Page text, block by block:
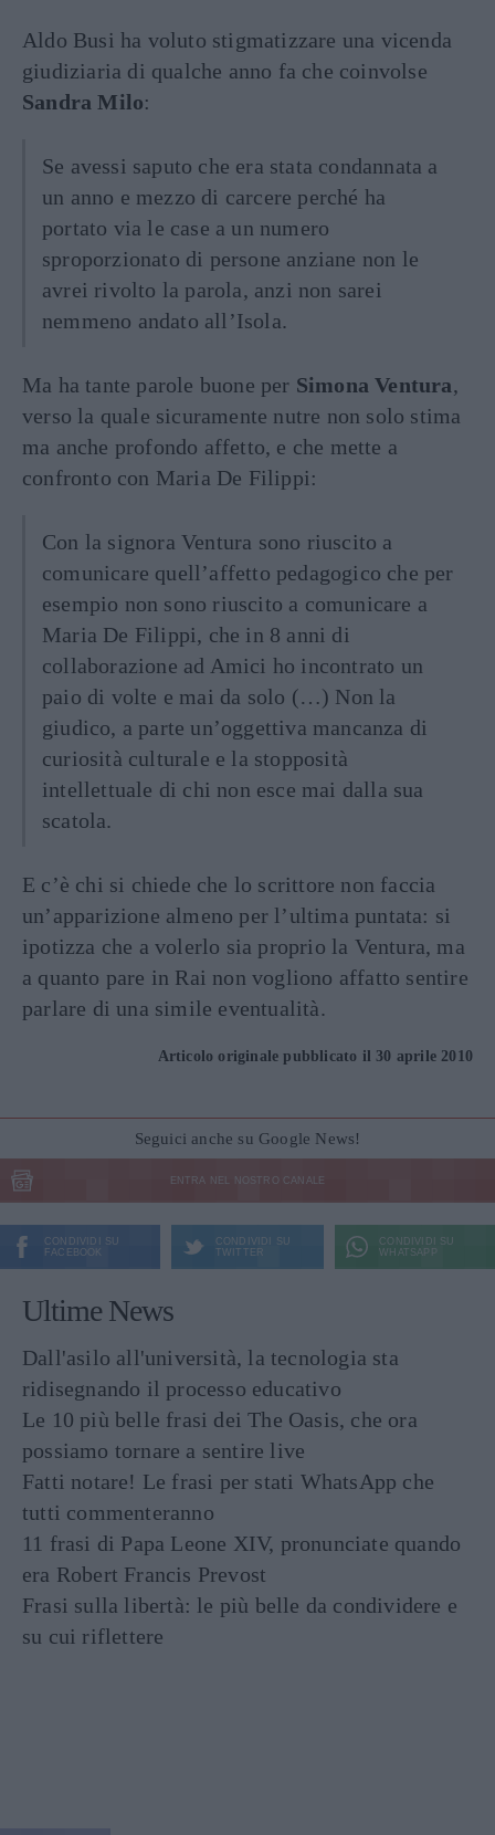
Aldo Busi ha voluto stigmatizzare una vicenda
giudiziaria di qualche anno fa che coinvolse
Sandra Milo:
Se avessi saputo che era stata condannata a
un anno e mezzo di carcere perché ha
portato via le case a un numero
sproporzionato di persone anziane non le
avrei rivolto la parola, anzi non sarei
nemmeno andato all’Isola.
Ma ha tante parole buone per Simona Ventura,
verso la quale sicuramente nutre non solo stima
ma anche profondo affetto, e che mette a
confronto con Maria De Filippi:
Con la signora Ventura sono riuscito a
comunicare quell’affetto pedagogico che per
esempio non sono riuscito a comunicare a
Maria De Filippi, che in 8 anni di
collaborazione ad Amici ho incontrato un
paio di volte e mai da solo (…) Non la
giudico, a parte un’oggettiva mancanza di
curiosità culturale e la stopposità
intellettuale di chi non esce mai dalla sua
scatola.
E c’è chi si chiede che lo scrittore non faccia
un’apparizione almeno per l’ultima puntata: si
ipotizza che a volerlo sia proprio la Ventura, ma
a quanto pare in Rai non vogliono affatto sentire
parlare di una simile eventualità.
Articolo originale pubblicato il 30 aprile 2010
Seguici anche su Google News!
ENTRA NEL NOSTRO CANALE
CONDIVIDI SU
FACEBOOK
CONDIVIDI SU
TWITTER
CONDIVIDI SU
WHATSAPP
Ultime News
Dall'asilo all'università, la tecnologia sta
ridisegnando il processo educativo
Le 10 più belle frasi dei The Oasis, che ora
possiamo tornare a sentire live
Fatti notare! Le frasi per stati WhatsApp che
tutti commenteranno
11 frasi di Papa Leone XIV, pronunciate quando
era Robert Francis Prevost
Frasi sulla libertà: le più belle da condividere e
su cui riflettere